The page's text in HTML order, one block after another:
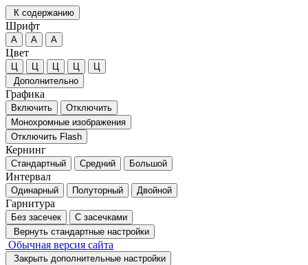
К содержанию
Шрифт
А А А
Цвет
Ц Ц Ц Ц
Ц
Дополнительно
Графика
Включить
Отключить
Монохромные изображения
Отключить Flash
Кернинг
Стандартный Средний Большой
Интервал
Одинарный Полуторный Двойной
Гарнитура
Без засечек
С засечками
Вернуть стандартные настройки
Обычная версия сайта
Закрыть дополнительные настройки